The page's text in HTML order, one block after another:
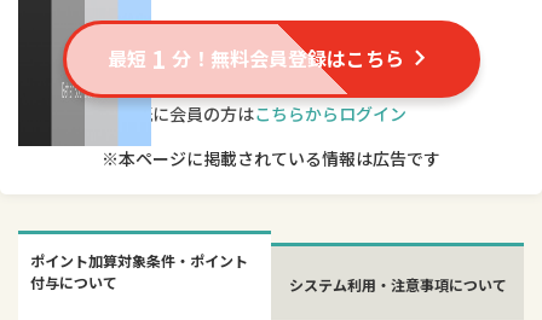
最短 1 分！無料会員登録はこちら
既に会員の方はこちらからログイン
※本ページに掲載されている情報は広告です
ポイント加算対象条件・ポイント
付与について
システム利用・注意事項について